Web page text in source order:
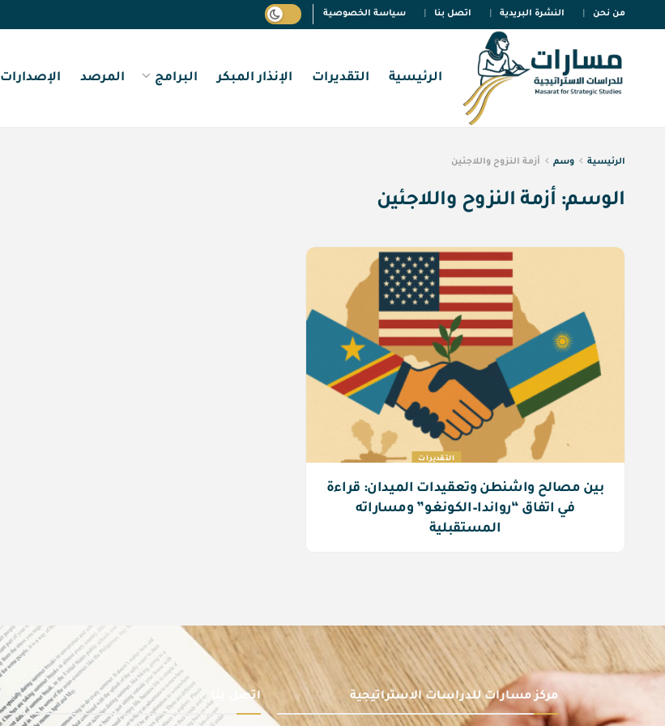
من نحن النشرة البريدية اتصل بنا سياسة الخصوصية
الرئيسية التقديرات الإنذار المبكر البرامج المرصد الإصدارات
الرئيسية وسم أزمة النزوح واللاجئين
الوسم: أزمة النزوح واللاجئين
التقديرات
بين مصالح واشنطن وتعقيدات الميدان: قراءة
في اتفاق “رواندا–الكونغو” ومساراته
المستقبلية
مركز مسارات للدراسات الاستراتيجية اتصل بنا